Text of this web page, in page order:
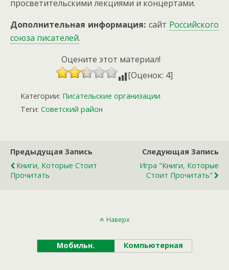
просветительскими лекциями и концертами.
Дополнительная информация: сайт Российского
союза писателей.
Оцените этот материал!
[Оценок: 4]
Категории: Писательские организации
Теги: Советский район
Предыдущая Запись
Книги, Которые Стоит
Прочитать
Следующая Запись
Игра "Книги, Которые
Стоит Прочитать"
Наверх
Мобильн. Компьютерная